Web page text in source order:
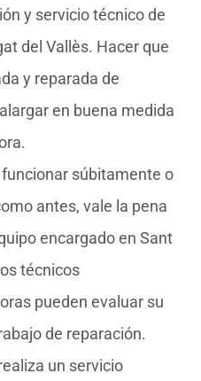
y servicio técnico de
del Vallès. Hacer que
y reparada de
en buena medida
súbitamente o
antes, vale la pena
encargado en Sant
técnicos
pueden evaluar su
de reparación.
un servicio